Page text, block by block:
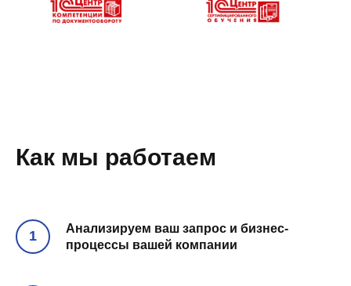
Как мы работаем
Анализируем ваш запрос и бизнес-
процессы вашей компании